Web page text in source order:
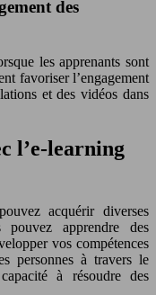
des
les apprenants sont
favoriser l’engagement
et des vidéos dans
l’e-learning
acquérir diverses
pouvez apprendre des
vos compétences
personnes à travers le
à résoudre des